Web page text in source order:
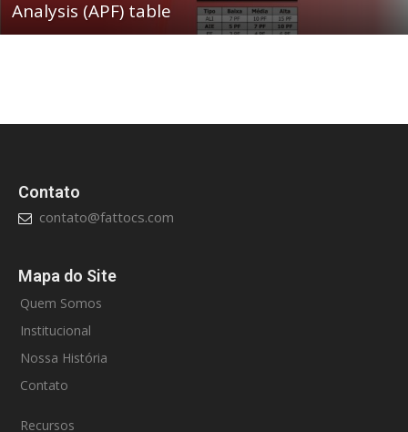
Analysis (APF) table
Contato
contato@fattocs.com
Mapa do Site
Quem Somos
Institucional
Nossa História
Contato
Recursos